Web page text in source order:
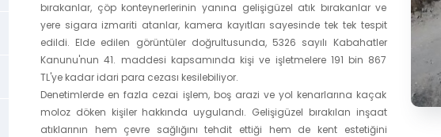
bırakanlar, çöp konteynerlerinin yanına gelişigüzel atık bırakanlar ve
yere sigara izmariti atanlar, kamera kayıtları sayesinde tek tek tespit
edildi. Elde edilen görüntüler doğrultusunda, 5326 sayılı Kabahatler
Kanunu'nun 41. maddesi kapsamında kişi ve işletmelere 191 bin 867
TL'ye kadar idari para cezası kesilebiliyor.
Denetimlerde en fazla cezai işlem, boş arazi ve yol kenarlarına kaçak
moloz döken kişiler hakkında uygulandı. Gelişigüzel bırakılan inşaat
atıklarının hem çevre sağlığını tehdit ettiği hem de kent estetiğini